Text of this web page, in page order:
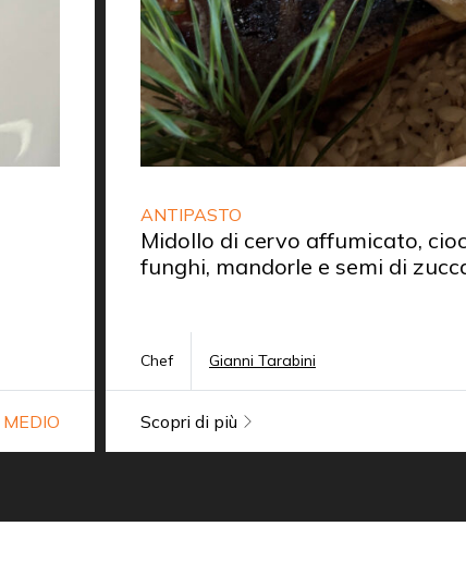
MEDIO
ANTIPASTO
Midollo di cervo affumicato,
funghi, mandorle e semi di
Chef Gianni Tarabini
Scopri di più